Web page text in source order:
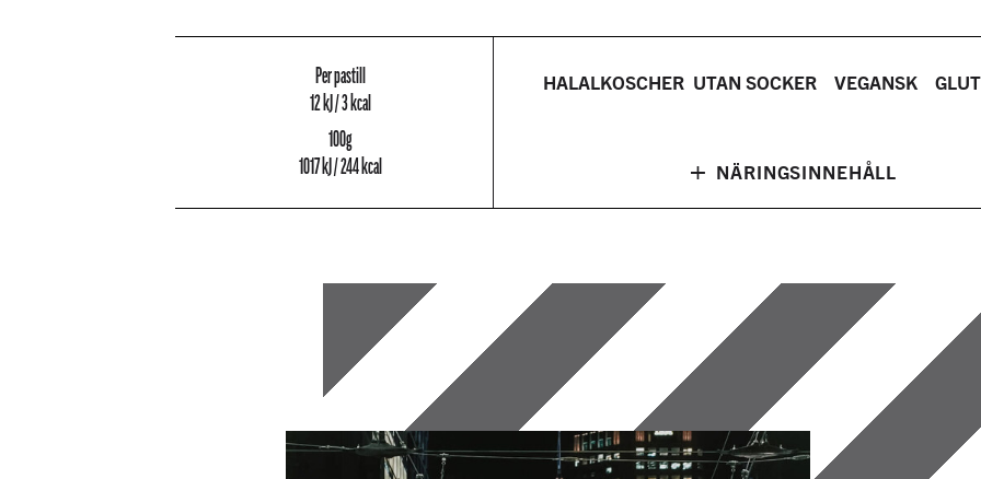
Per pastill
12 kJ / 3 kcal
100g
1017 kJ / 244 kcal
HALALKOSCHER UTAN SOCKER VEGANSK
+ NÄRINGSINNEHÅLL